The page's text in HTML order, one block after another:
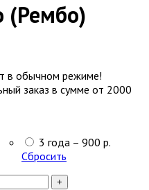
(Рембо)
в обычном режиме!
заказ в сумме от 2000
3 года – 900 р.
Сбросить